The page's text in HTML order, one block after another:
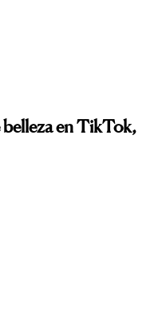
en TikTok,